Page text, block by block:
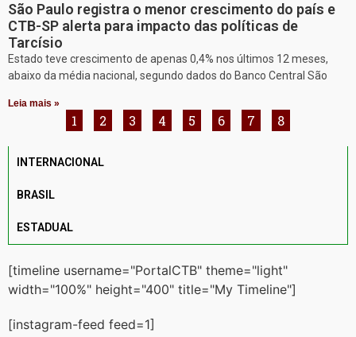
São Paulo registra o menor crescimento do país e
CTB-SP alerta para impacto das políticas de
Tarcísio
Estado teve crescimento de apenas 0,4% nos últimos 12 meses,
abaixo da média nacional, segundo dados do Banco Central São
Leia mais »
1 2 3 4 5 6 7 8
INTERNACIONAL
BRASIL
ESTADUAL
[timeline username="PortalCTB" theme="light"
width="100%" height="400" title="My Timeline"]
[instagram-feed feed=1]